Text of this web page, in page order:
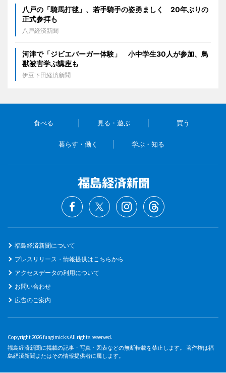
八戸の「騎馬打毬」、若手騎手の姿勇ましく 20年ぶりの
正式参拝も
八戸経済新聞
河津で「ジビエバーガー体験」 小中学生30人が参加、鳥
獣被害学ぶ講座も
伊豆下田経済新聞
食べる 見る・遊ぶ 買う
暮らす・働く 学ぶ・知る
福島経済新聞について
プレスリリース・情報提供はこちらから
アクセスデータの利用について
お問い合わせ
広告のご案内
Copyright 2026 fungimicks All rights reserved.
福島経済新聞に掲載の記事・写真・図表などの無断転載を禁止します。 著作権は福
島経済新聞またはその情報提供者に属します。